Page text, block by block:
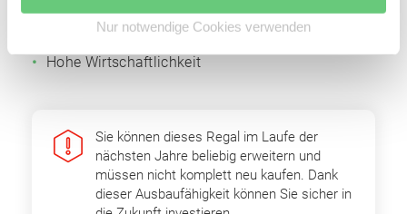
Nur notwendige Cookies verwenden
Anbaufelder
Optimale Raumnutzung
Hohe Wirtschaftlichkeit
Sie können dieses Regal im Laufe der
nächsten Jahre beliebig erweitern und
müssen nicht komplett neu kaufen. Dank
dieser Ausbaufähigkeit können Sie sicher in